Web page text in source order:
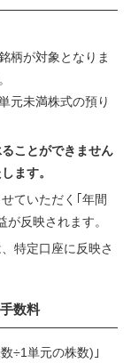
柄が対象となりま
元未満株式の預り
ことができません
ます。
ていただく｢年間
反映されます。
特定口座に反映さ
数料
÷1単元の株数)｣